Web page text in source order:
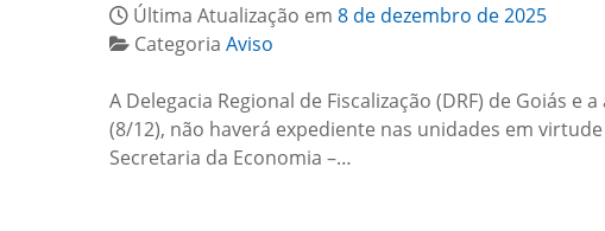
Última Atualização em 8 de dezembro de 2025
Categoria Aviso
A Delegacia Regional de Fiscalização (DRF) de Goiás
(8/12), não haverá expediente nas unidades em
Secretaria da Economia –…